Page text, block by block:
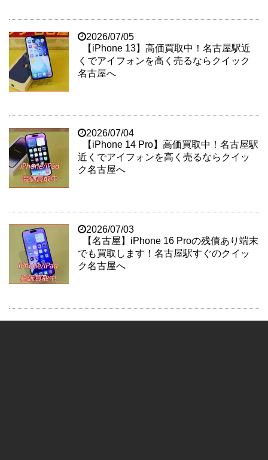
2026/07/05
【iPhone 13】高価買取中！名古屋駅近
くでアイフォンを高く売るならクイック
名古屋へ
2026/07/04
【iPhone 14 Pro】高価買取中！名古屋駅
近くでアイフォンを高く売るならクイッ
ク名古屋へ
2026/07/03
【名古屋】iPhone 16 Proの残債あり端末
でも買取します！名古屋駅すぐのクイッ
ク名古屋へ